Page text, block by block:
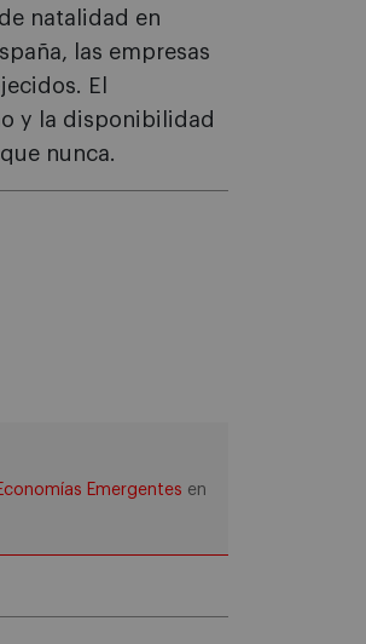
natalidad en
las empresas
El
y la disponibilidad
nunca.
Emergentes en